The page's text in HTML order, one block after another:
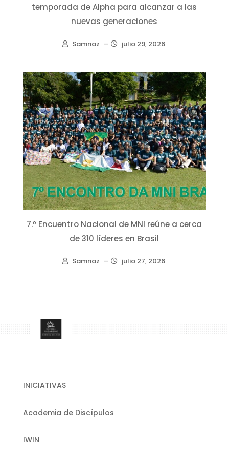
temporada de Alpha para alcanzar a las
nuevas generaciones
Samnaz – julio 29, 2026
7.º Encuentro Nacional de MNI reúne a cerca
de 310 líderes en Brasil
Samnaz – julio 27, 2026
INICIATIVAS
Academia de Discípulos
IWIN